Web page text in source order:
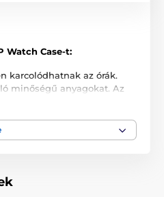
Watch Case-t:
karcolódhatnak az órák.
minőségű anyagokat. Az
csak a védelemről szól -
részletek nem csak
tokot, hanem a